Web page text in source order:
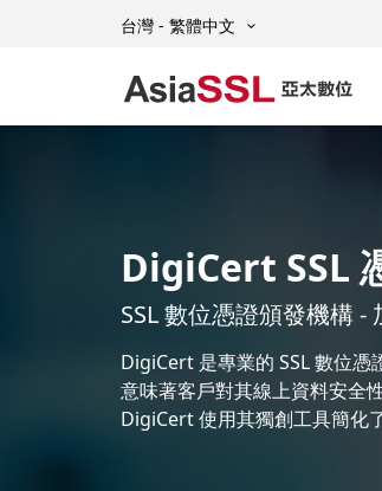
台灣 - 繁體中文
DigiCert SSL
SSL 數位憑證頒發機構 -
DigiCert 是專業的 SSL 數位
意味著客戶對其線上資料安全
DigiCert 使用其獨創工具簡化